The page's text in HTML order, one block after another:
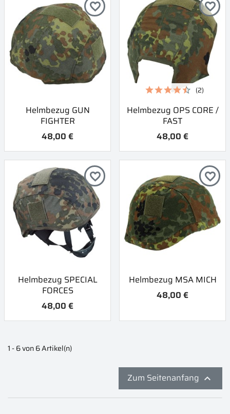
Helmbezug GUN
FIGHTER
48,00 €
favorite_border
Helmbezug OPS CORE /
FAST
48,00 €
(2)
favorite_border
Helmbezug SPECIAL
FORCES
48,00 €
favorite_border
Helmbezug MSA MICH
48,00 €
favorite_border
1 - 6 von 6 Artikel(n)
Zum Seitenanfang 